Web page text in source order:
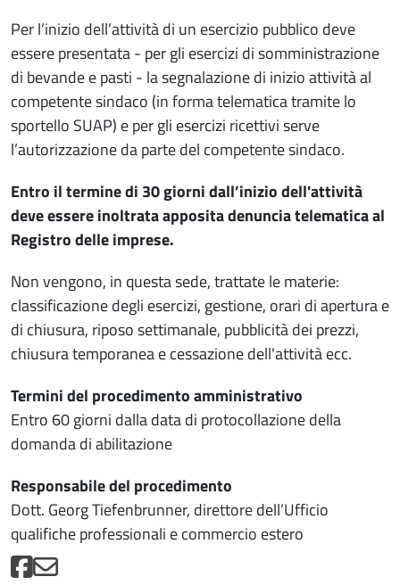
Per l’inizio dell’attività di un esercizio pubblico deve
essere presentata - per gli esercizi di somministrazione
di bevande e pasti - la segnalazione di inizio attività al
competente sindaco (in forma telematica tramite lo
sportello SUAP) e per gli esercizi ricettivi serve
l’autorizzazione da parte del competente sindaco.
Entro il termine di 30 giorni dall’inizio dell'attività
deve essere inoltrata apposita denuncia telematica al
Registro delle imprese.
Non vengono, in questa sede, trattate le materie:
classificazione degli esercizi, gestione, orari di apertura e
di chiusura, riposo settimanale, pubblicità dei prezzi,
chiusura temporanea e cessazione dell'attività ecc.
Termini del procedimento amministrativo
Entro 60 giorni dalla data di protocollazione della
domanda di abilitazione
Responsabile del procedimento
Dott. Georg Tiefenbrunner, direttore dell’Ufficio
qualifiche professionali e commercio estero